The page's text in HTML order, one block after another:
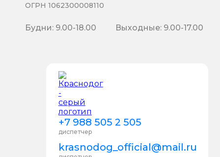
+7 988 505 2 505
диспетчер
krasnodog_official@mail.ru
ОГРН 1062300008110
Будни: 9.00-18.00 Выходные: 9.00-17.00